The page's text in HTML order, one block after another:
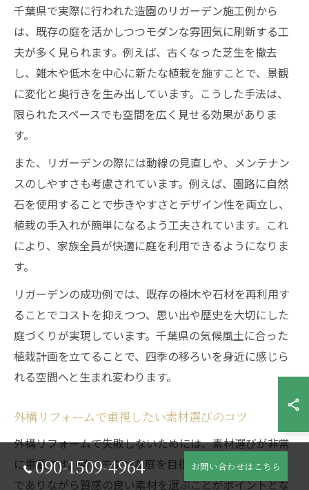
千葉県で実際に行われた造園のリガーデン施工例から
は、既存の庭を活かしつつモダンな雰囲気に刷新する工
夫が多く見られます。例えば、古くなった芝生を撤去
し、雑木や低木を中心に新たな植栽を施すことで、景観
に変化と奥行きを生み出しています。こうした手法は、
限られたスペースでも空間を広く見せる効果がありま
す。
また、リガーデンの際には動線の見直しや、メンテナン
スのしやすさも考慮されています。例えば、園路に自然
石を使用することで歩きやすさとデザイン性を両立し、
植栽の手入れが簡単になるよう工夫されています。これ
により、家族全員が快適に庭を利用できるようになりま
す。
リガーデンの成功例では、既存の樹木や石材を再利用す
ることでコストを抑えつつ、思い出や歴史を大切にした
庭づくりが実現しています。千葉県の気候風土に合った
植栽計画を立てることで、四季の移ろいを身近に感じら
れる空間へと生まれ変わります。
外構リフォームで重視したい素材選びのコツ
外構リフォームで失敗しないためには、素材選びが非常
に重要です。特にモダンな庭を目指す場合は、シンプル
でありながら質感の良い素材を選ぶことがポイントとな
090-1509-4964 お問い合わせはこちら